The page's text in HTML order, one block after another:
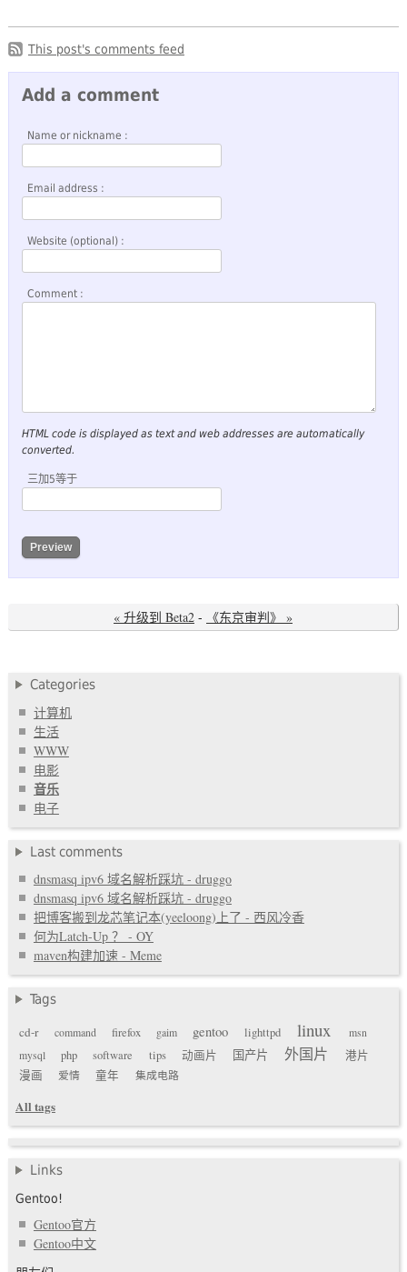
This post's comments feed
Add a comment
Name or nickname :
Email address :
Website (optional) :
Comment :
HTML code is displayed as text and web addresses are automatically
converted.
三加5等于
« 升级到 Beta2 - 《东京审判》 »
Categories
计算机
生活
WWW
电影
音乐
电子
Last comments
dnsmasq ipv6 域名解析踩坑 - druggo
dnsmasq ipv6 域名解析踩坑 - druggo
把博客搬到龙芯笔记本(yeeloong)上了 - 西风冷香
何为Latch-Up ？ - OY
maven构建加速 - Meme
Tags
cd-r
command firefox gaim gentoo lighttpd linux
msn
mysql
php software tips 动画片 国产片 外国片
港片
漫画
爱情 童年 集成电路
All tags
Links
Gentoo!
Gentoo官方
Gentoo中文